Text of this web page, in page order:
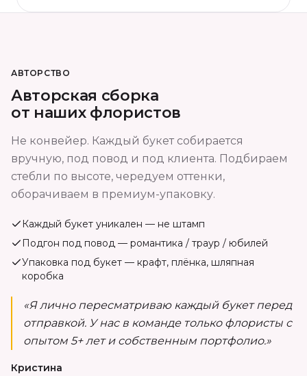
АВТОРСТВО
Авторская сборка
от наших флористов
Не конвейер. Каждый букет собирается
вручную, под повод и под клиента. Подбираем
стебли по высоте, чередуем оттенки,
оборачиваем в премиум-упаковку.
Каждый букет уникален — не штамп
Подгон под повод — романтика / траур / юбилей
Упаковка под букет — крафт, плёнка, шляпная
коробка
«Я лично пересматриваю каждый букет перед
отправкой. У нас в команде только флористы с
опытом 5+ лет и собственным портфолио.»
Кристина